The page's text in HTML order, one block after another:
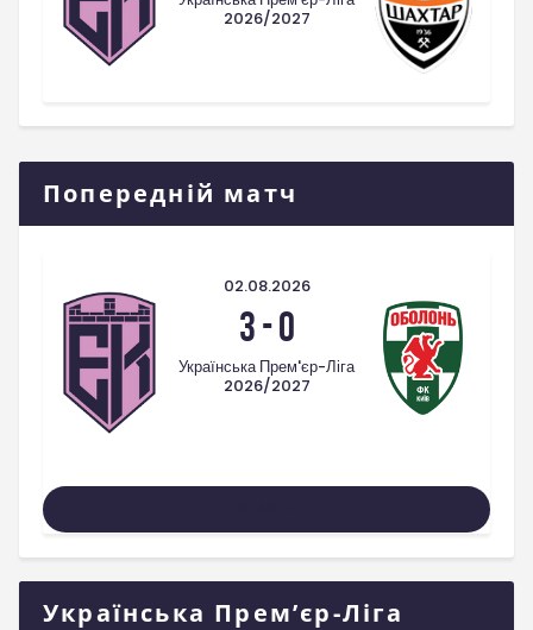
2026/2027
Попередній матч
02.08.2026
3-0
Українська Прем'єр-Ліга
2026/2027
Українська Прем’єр-Ліга